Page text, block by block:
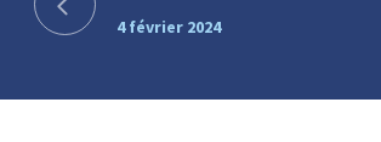
4 février 2024